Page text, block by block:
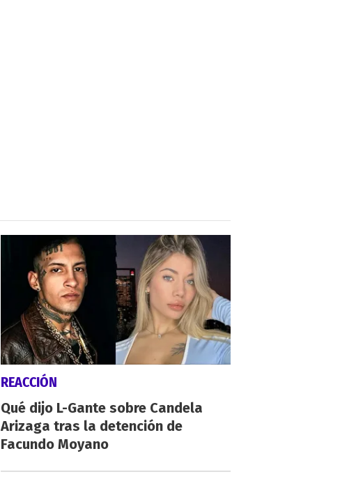
REACCIÓN
Qué dijo L-Gante sobre Candela
Arizaga tras la detención de
Facundo Moyano